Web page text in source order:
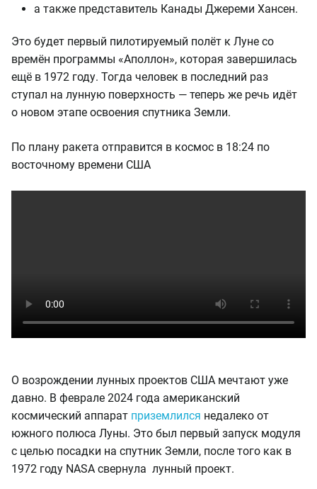
а также представитель Канады Джереми Хансен.
Это будет первый пилотируемый полёт к Луне со
времён программы «Аполлон», которая завершилась
ещё в 1972 году. Тогда человек в последний раз
ступал на лунную поверхность — теперь же речь идёт
о новом этапе освоения спутника Земли.
По плану ракета отправится в космос в 18:24 по
восточному времени США
О возрождении лунных проектов США мечтают уже
давно. В феврале 2024 года американский
космический аппарат приземлился недалеко от
южного полюса Луны. Это был первый запуск модуля
с целью посадки на спутник Земли, после того как в
1972 году NASA свернула лунный проект.